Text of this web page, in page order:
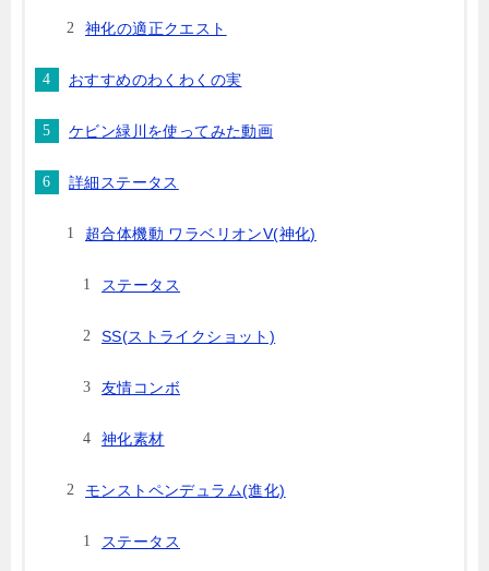
神化の適正クエスト
おすすめのわくわくの実
ケビン緑川を使ってみた動画
詳細ステータス
超合体機動 ワラベリオンV(神化)
ステータス
SS(ストライクショット)
友情コンボ
神化素材
モンストペンデュラム(進化)
ステータス